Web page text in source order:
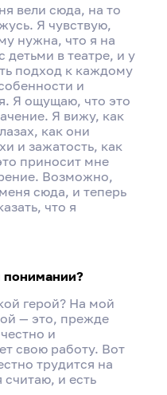
вели сюда, на то
Я чувствую,
нужна, что я на
в театре, и у
подход к каждому
и
Я ощущаю, что это
Я вижу, как
как они
и зажатость, как
приносит мне
Возможно,
сюда, и теперь
что я
понимании?
герой? На мой
— это, прежде
и
свою работу. Вот
трудится на
и есть